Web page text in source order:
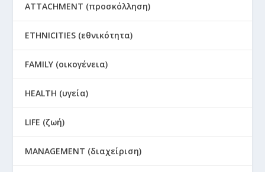
ATTACHMENT (προσκόλληση)
ETHNICITIES (εθνικότητα)
FAMILY (οικογένεια)
HEALTH (υγεία)
LIFE (ζωή)
MANAGEMENT (διαχείριση)